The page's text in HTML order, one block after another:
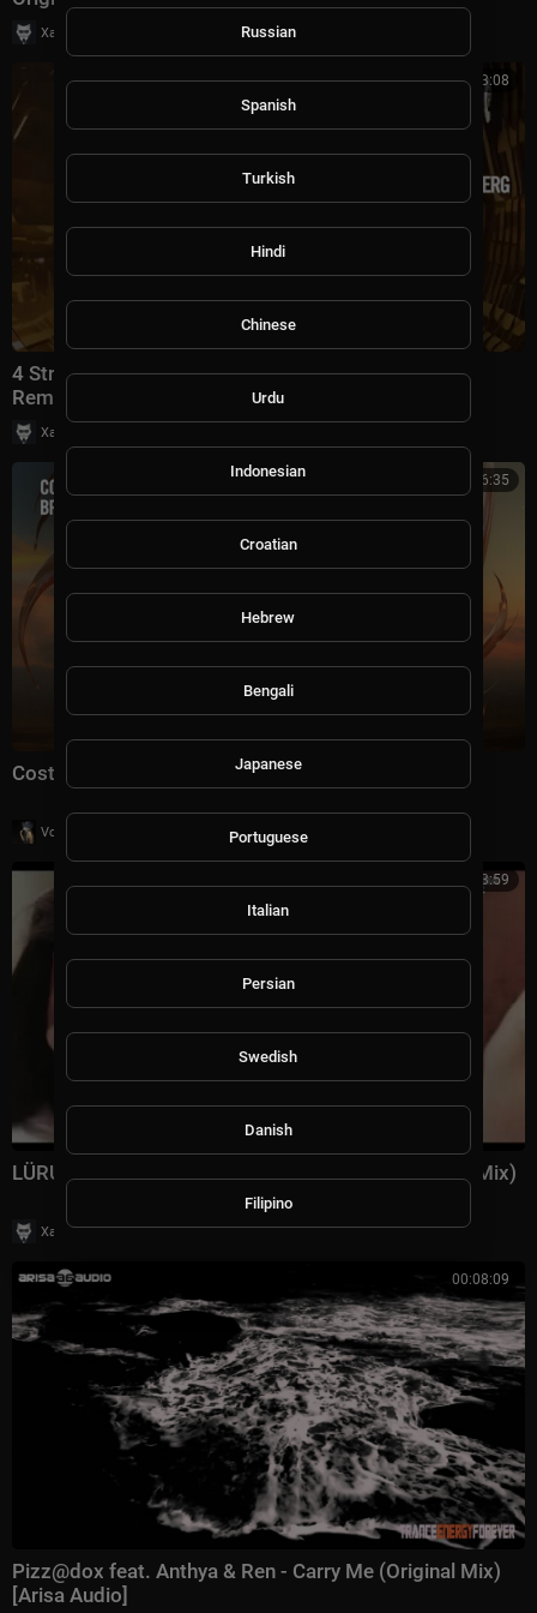
Хаус Рычалкин
3:08
4 Strings & Susanne Teutenberg - Let It Rain (Costa
Remix) [RNM] + LYRICS
Хаус Рычалкин
6:35
Costa & Dee Dee - Breathe Again [RNM] Extended
Voltron Pinterest 102 просмотры
3:59
LÜRUM feat. That Girl - The Way It Goes (Extended Mix)
Хаус Рычалкин | 48 просмотры
00:08:09
Pizz@dox feat. Anthya & Ren - Carry Me (Original Mix)
[Arisa Audio]
Russian
Spanish
Turkish
Hindi
Chinese
Urdu
Indonesian
Croatian
Hebrew
Bengali
Japanese
Portuguese
Italian
Persian
Swedish
Danish
Filipino